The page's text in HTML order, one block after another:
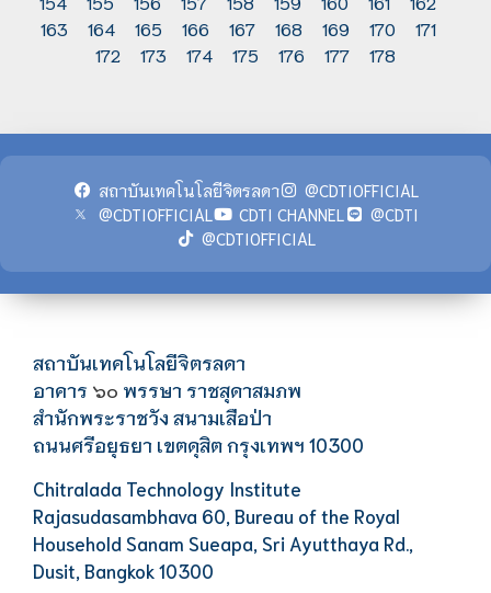
163
164 165 166 167 168 169 170
171
172
173 174 175 176 177 178
สถาบันเทคโนโลยีจิตรลดา
@CDTIOFFICIAL
@CDTIOFFICIAL
CDTI CHANNEL
@CDTI
@CDTIOFFICIAL
สถาบันเทคโนโลยีจิตรลดา
อาคาร ๖๐ พรรษา ราชสุดาสมภพ
สำนักพระราชวัง สนามเสือป่า
ถนนศรีอยุธยา เขตดุสิต กรุงเทพฯ 10300
Chitralada Technology Institute
Rajasudasambhava 60, Bureau of the Royal
Household Sanam Sueapa, Sri Ayutthaya Rd.,
Dusit, Bangkok 10300